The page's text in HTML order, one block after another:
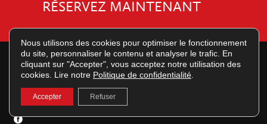
RÉSERVEZ MAINTENANT
© 2026 | Grand Hôtel Times Aéroport de Quebec | 6515 Wilfrid-Hamel Blvd |
English Français
Nous utilisons des cookies pour optimiser le fonctionnement
du site, personnaliser le contenu et analyser le trafic. En
cliquant sur "Accepter", vous acceptez notre utilisation des
cookies. Lire notre Politique de confidentialité
Accepter Refuser